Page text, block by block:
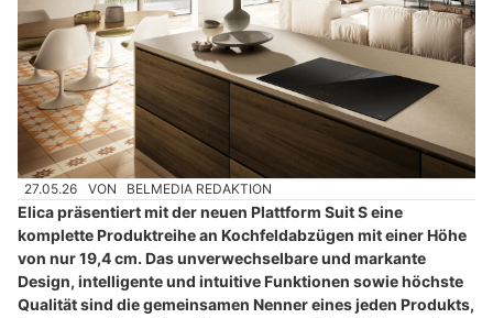
27.05.26 VON BELMEDIA REDAKTION
Elica präsentiert mit der neuen Plattform Suit S eine
komplette Produktreihe an Kochfeldabzügen mit einer Höhe
von nur 19,4 cm. Das unverwechselbare und markante
Design, intelligente und intuitive Funktionen sowie höchste
Qualität sind die gemeinsamen Nenner eines jeden Produkts,